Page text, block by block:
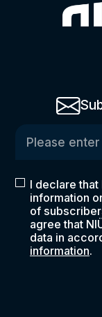
I declare that
information
of
agree that
data in
information.